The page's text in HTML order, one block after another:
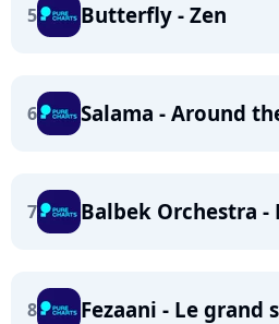
5 Butterfly - Zen
6 Salama - Around
7 Balbek Orchestra -
8 Fezaani - Le grand